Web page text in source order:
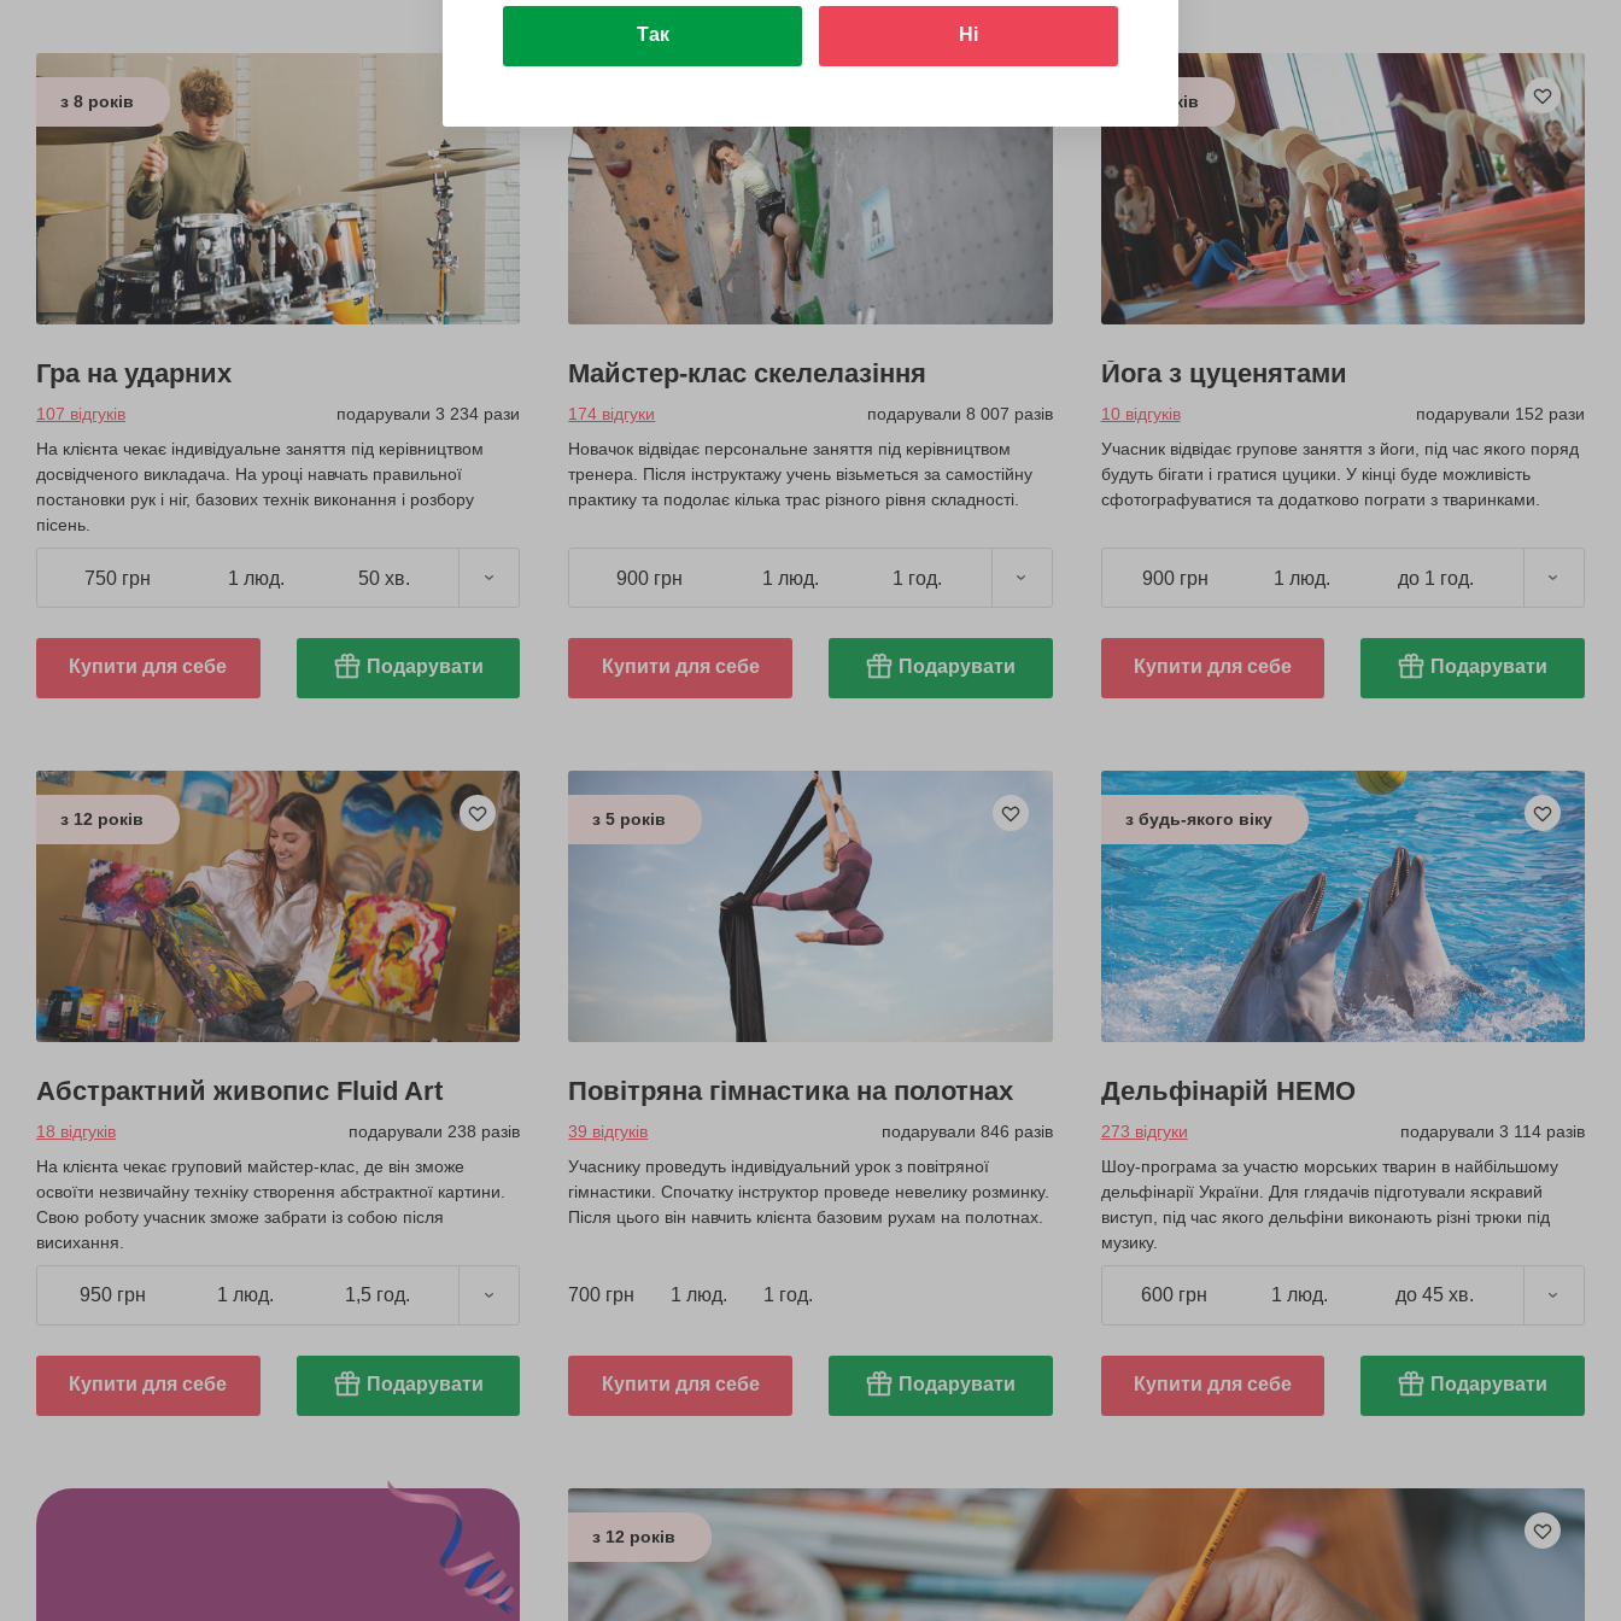
з 8 років
Гра на ударних
107 відгуків
подарували 3 234 рази
На клієнта чекає індивідуальне заняття під керівництвом
досвідченого викладача. На уроці навчать правильної
постановки рук і ніг, базових технік виконання і розбору
пісень.
750 грн 1 люд. 50 хв.
Купити для себе Подарувати
Майстер-клас скелелазіння
174 відгуки
подарували 8 007 разів
Новачок відвідає персональне заняття під керівництвом
тренера. Після інструктажу учень візьметься за самостійну
практику та подолає кілька трас різного рівня складності.
900 грн 1 люд. 1 год.
Купити для себе Подарувати
з 8 років
Йога з цуценятами
10 відгуків
подарували 152 рази
Учасник відвідає групове заняття з йоги, під час якого поряд
будуть бігати і гратися цуцики. У кінці буде можливість
сфотографуватися та додатково пограти з тваринками.
900 грн 1 люд. до 1 год.
Купити для себе Подарувати
з 12 років
Абстрактний живопис Fluid Art
18 відгуків
подарували 238 разів
На клієнта чекає груповий майстер-клас, де він зможе
освоїти незвичайну техніку створення абстрактної картини.
Свою роботу учасник зможе забрати із собою після
висихання.
950 грн 1 люд. 1,5 год.
Купити для себе Подарувати
з 5 років
Повітряна гімнастика на полотнах
39 відгуків
подарували 846 разів
Учаснику проведуть індивідуальний урок з повітряної
гімнастики. Спочатку інструктор проведе невелику розминку.
Після цього він навчить клієнта базовим рухам на полотнах.
700 грн 1 люд. 1 год.
Купити для себе Подарувати
з будь-якого віку
Дельфінарій НЕМО
273 відгуки
подарували 3 114 разів
Шоу-програма за участю морських тварин в найбільшому
дельфінарії України. Для глядачів підготували яскравий
виступ, під час якого дельфіни виконають різні трюки під
музику.
600 грн 1 люд. до 45 хв.
Купити для себе Подарувати
з 12 років
Так Ні